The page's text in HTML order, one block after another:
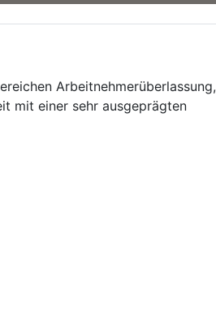
Arbeitnehmerüberlassung,
mit einer sehr ausgeprägten